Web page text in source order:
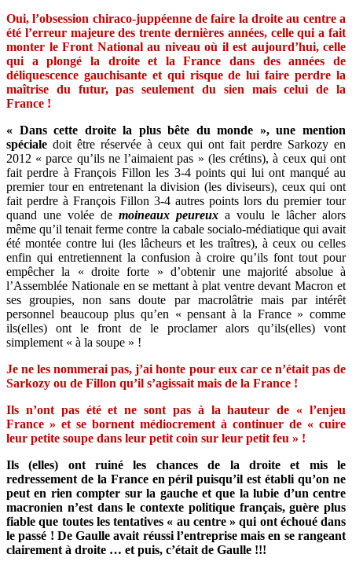
Oui, l’obsession chiraco-juppéenne de faire la droite au centre a
été l’erreur majeure des trente dernières années, celle qui a fait
monter le Front National au niveau où il est aujourd’hui, celle
qui a plongé la droite et la France dans des années de
déliquescence gauchisante et qui risque de lui faire perdre la
maîtrise du futur, pas seulement du sien mais celui de la
France !
« Dans cette droite la plus bête du monde », une mention
spéciale doit être réservée à ceux qui ont fait perdre Sarkozy en
2012 « parce qu’ils ne l’aimaient pas » (les crétins), à ceux qui ont
fait perdre à François Fillon les 3-4 points qui lui ont manqué au
premier tour en entretenant la division (les diviseurs), ceux qui ont
fait perdre à François Fillon 3-4 autres points lors du premier tour
quand une volée de moineaux peureux a voulu le lâcher alors
même qu’il tenait ferme contre la cabale socialo-médiatique qui avait
été montée contre lui (les lâcheurs et les traîtres), à ceux ou celles
enfin qui entretiennent la confusion à croire qu’ils font tout pour
empêcher la « droite forte » d’obtenir une majorité absolue à
l’Assemblée Nationale en se mettant à plat ventre devant Macron et
ses groupies, non sans doute par macrolâtrie mais par intérêt
personnel beaucoup plus qu’en « pensant à la France » comme
ils(elles) ont le front de le proclamer alors qu’ils(elles) vont
simplement « à la soupe » !
Je ne les nommerai pas, j’ai honte pour eux car ce n’était pas de
Sarkozy ou de Fillon qu’il s’agissait mais de la France !
Ils n’ont pas été et ne sont pas à la hauteur de « l’enjeu
France » et se bornent médiocrement à continuer de « cuire
leur petite soupe dans leur petit coin sur leur petit feu » !
Ils (elles) ont ruiné les chances de la droite et mis le
redressement de la France en péril puisqu’il est établi qu’on ne
peut en rien compter sur la gauche et que la lubie d’un centre
macronien n’est dans le contexte politique français, guère plus
fiable que toutes les tentatives « au centre » qui ont échoué dans
le passé ! De Gaulle avait réussi l’entreprise mais en se rangeant
clairement à droite … et puis, c’était de Gaulle !!!